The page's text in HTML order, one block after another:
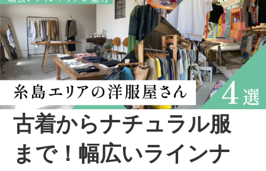
古着からナチュラル服
まで！幅広いラインナ